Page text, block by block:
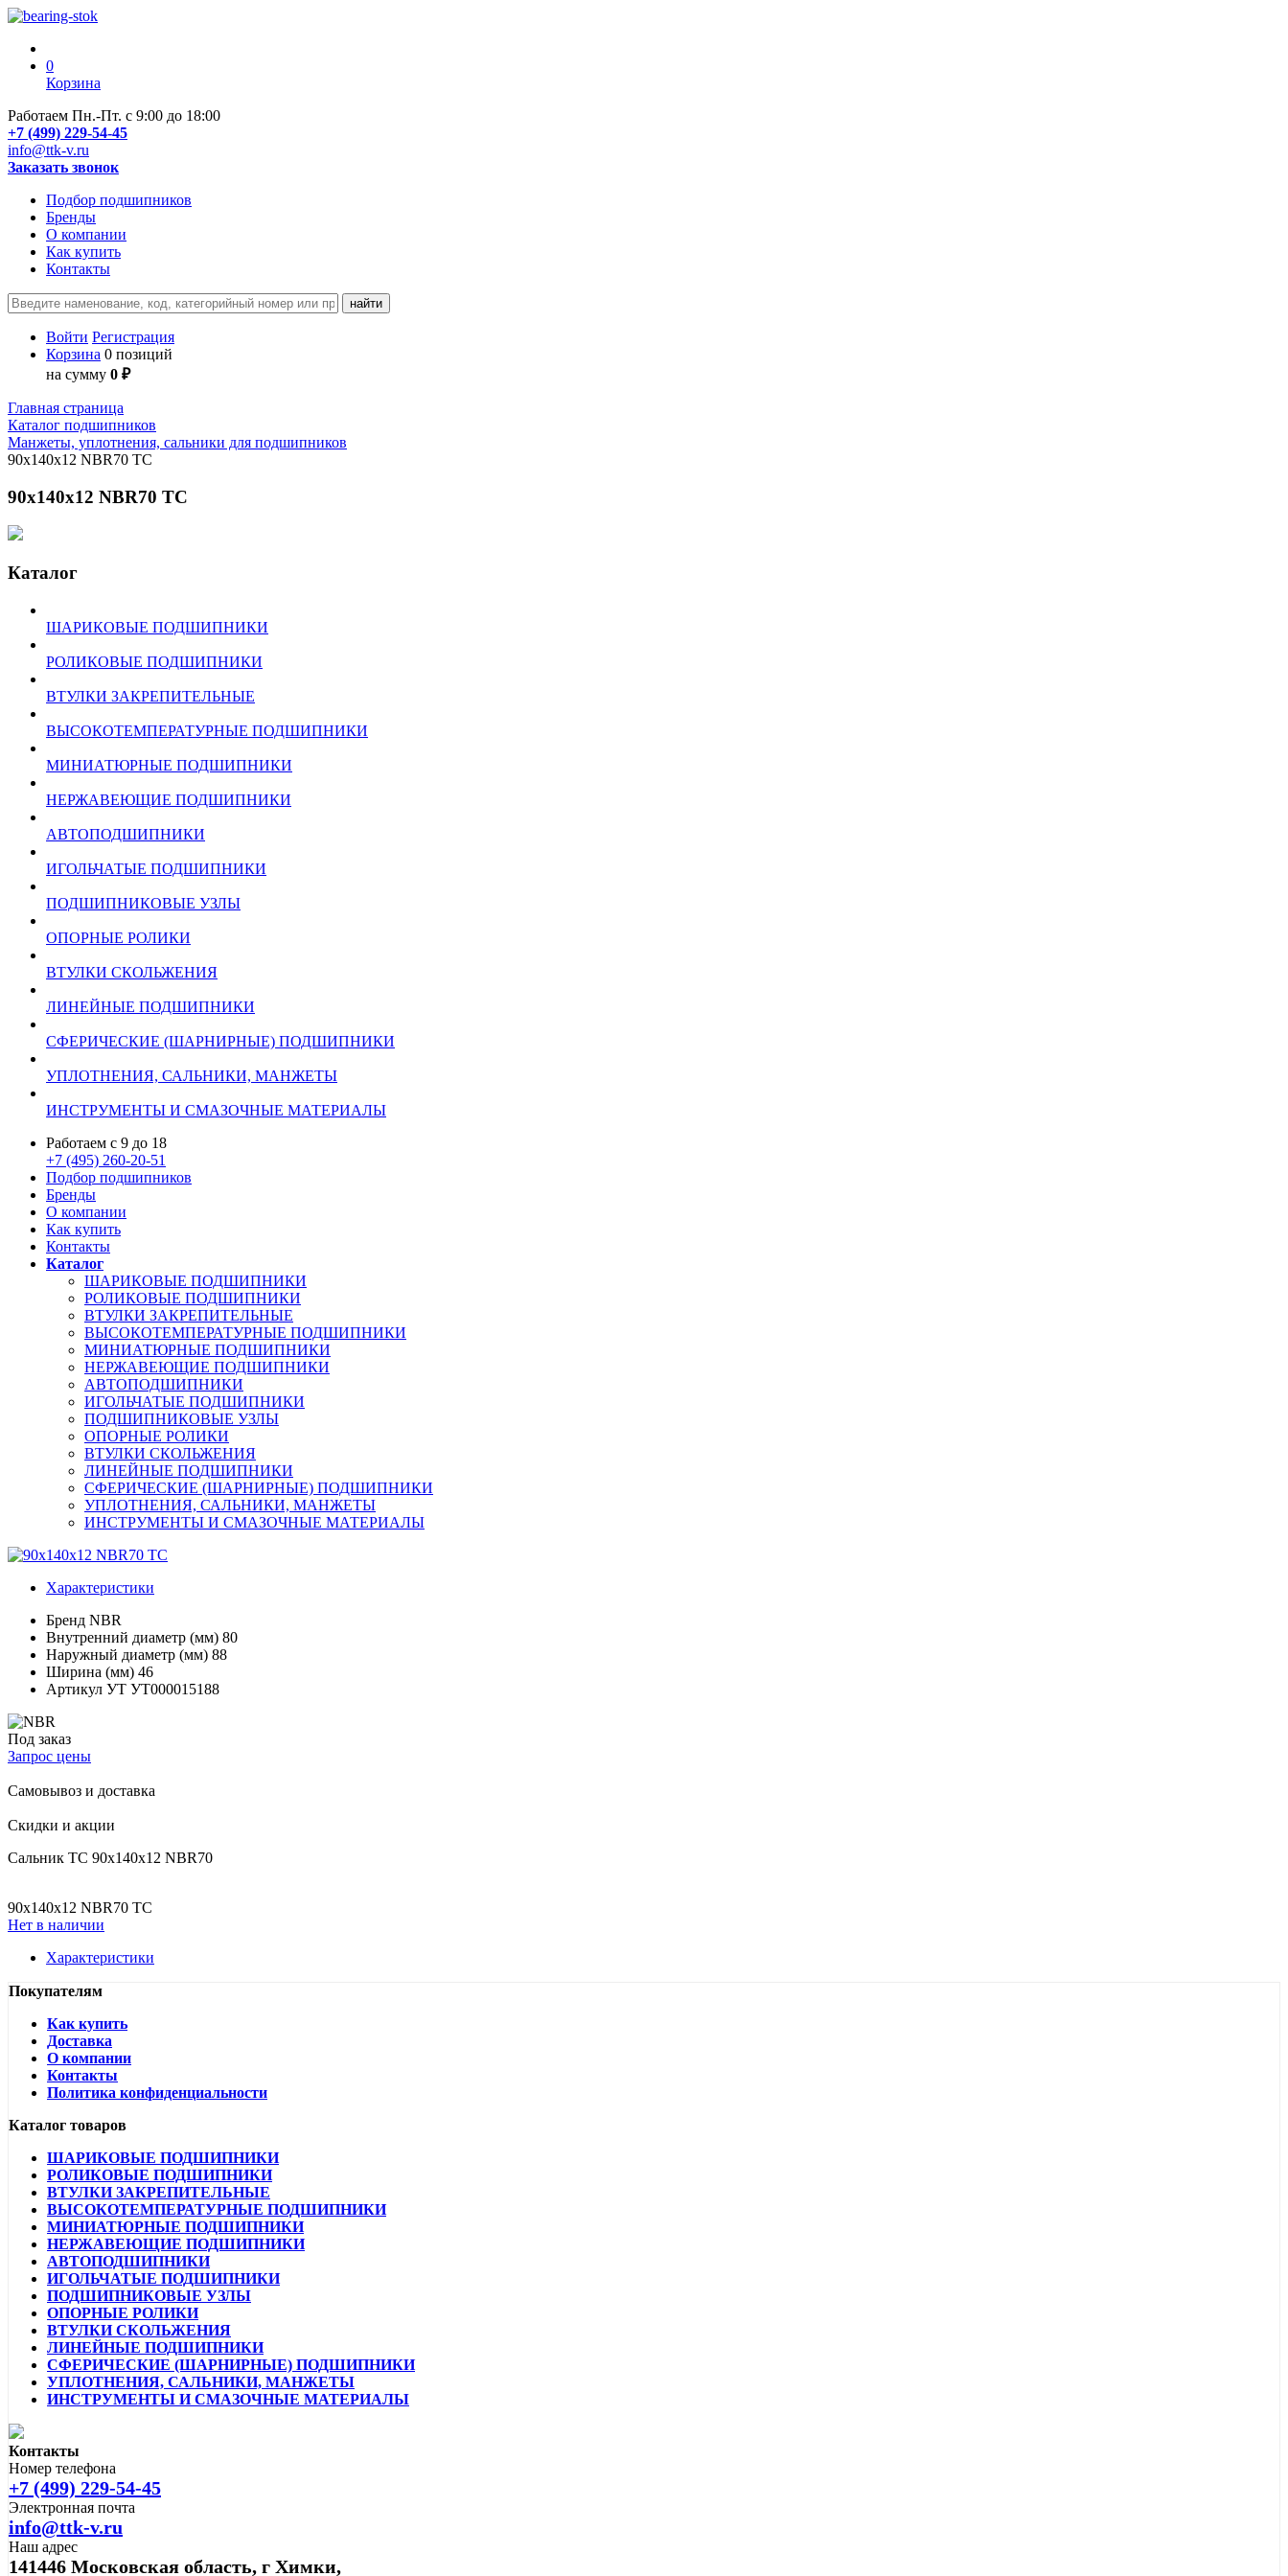
0
Корзина
Работаем Пн.-Пт. с 9:00 до 18:00
+7 (499) 229-54-45
info@ttk-v.ru
Заказать звонок
Подбор подшипников
Бренды
О компании
Как купить
Контакты
Войти Регистрация
Корзина 0 позиций
на сумму 0 ₽
Главная страница
Каталог подшипников
Манжеты, уплотнения, сальники для подшипников
90х140х12 NBR70 ТС
90х140х12 NBR70 ТС
Каталог
ШАРИКОВЫЕ ПОДШИПНИКИ
РОЛИКОВЫЕ ПОДШИПНИКИ
ВТУЛКИ ЗАКРЕПИТЕЛЬНЫЕ
ВЫСОКОТЕМПЕРАТУРНЫЕ ПОДШИПНИКИ
МИНИАТЮРНЫЕ ПОДШИПНИКИ
НЕРЖАВЕЮЩИЕ ПОДШИПНИКИ
АВТОПОДШИПНИКИ
ИГОЛЬЧАТЫЕ ПОДШИПНИКИ
ПОДШИПНИКОВЫЕ УЗЛЫ
ОПОРНЫЕ РОЛИКИ
ВТУЛКИ СКОЛЬЖЕНИЯ
ЛИНЕЙНЫЕ ПОДШИПНИКИ
СФЕРИЧЕСКИЕ (ШАРНИРНЫЕ) ПОДШИПНИКИ
УПЛОТНЕНИЯ, САЛЬНИКИ, МАНЖЕТЫ
ИНСТРУМЕНТЫ И СМАЗОЧНЫЕ МАТЕРИАЛЫ
Работаем с 9 до 18
+7 (495) 260-20-51
Подбор подшипников
Бренды
О компании
Как купить
Контакты
Каталог
ШАРИКОВЫЕ ПОДШИПНИКИ
РОЛИКОВЫЕ ПОДШИПНИКИ
ВТУЛКИ ЗАКРЕПИТЕЛЬНЫЕ
ВЫСОКОТЕМПЕРАТУРНЫЕ ПОДШИПНИКИ
МИНИАТЮРНЫЕ ПОДШИПНИКИ
НЕРЖАВЕЮЩИЕ ПОДШИПНИКИ
АВТОПОДШИПНИКИ
ИГОЛЬЧАТЫЕ ПОДШИПНИКИ
ПОДШИПНИКОВЫЕ УЗЛЫ
ОПОРНЫЕ РОЛИКИ
ВТУЛКИ СКОЛЬЖЕНИЯ
ЛИНЕЙНЫЕ ПОДШИПНИКИ
СФЕРИЧЕСКИЕ (ШАРНИРНЫЕ) ПОДШИПНИКИ
УПЛОТНЕНИЯ, САЛЬНИКИ, МАНЖЕТЫ
ИНСТРУМЕНТЫ И СМАЗОЧНЫЕ МАТЕРИАЛЫ
Характеристики
Бренд NBR
Внутренний диаметр (мм) 80
Наружный диаметр (мм) 88
Ширина (мм) 46
Артикул УТ УТ000015188
Под заказ
Запрос цены
Самовывоз и доставка
Скидки и акции
Сальник ТС 90х140х12 NBR70
90х140х12 NBR70 ТС
Нет в наличии
Характеристики
Покупателям
Как купить
Доставка
О компании
Контакты
Политика конфиденциальности
Каталог товаров
ШАРИКОВЫЕ ПОДШИПНИКИ
РОЛИКОВЫЕ ПОДШИПНИКИ
ВТУЛКИ ЗАКРЕПИТЕЛЬНЫЕ
ВЫСОКОТЕМПЕРАТУРНЫЕ ПОДШИПНИКИ
МИНИАТЮРНЫЕ ПОДШИПНИКИ
НЕРЖАВЕЮЩИЕ ПОДШИПНИКИ
АВТОПОДШИПНИКИ
ИГОЛЬЧАТЫЕ ПОДШИПНИКИ
ПОДШИПНИКОВЫЕ УЗЛЫ
ОПОРНЫЕ РОЛИКИ
ВТУЛКИ СКОЛЬЖЕНИЯ
ЛИНЕЙНЫЕ ПОДШИПНИКИ
СФЕРИЧЕСКИЕ (ШАРНИРНЫЕ) ПОДШИПНИКИ
УПЛОТНЕНИЯ, САЛЬНИКИ, МАНЖЕТЫ
ИНСТРУМЕНТЫ И СМАЗОЧНЫЕ МАТЕРИАЛЫ
Контакты
Номер телефона
+7 (499) 229-54-45
Электронная почта
info@ttk-v.ru
Наш адрес
141446 Московская область, г Химки,